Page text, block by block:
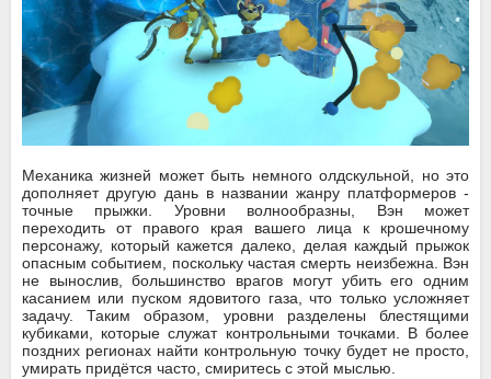
Механика жизней может быть немного олдскульной, но это
дополняет другую дань в названии жанру платформеров -
точные прыжки. Уровни волнообразны, Вэн может
переходить от правого края вашего лица к крошечному
персонажу, который кажется далеко, делая каждый прыжок
опасным событием, поскольку частая смерть неизбежна. Вэн
не вынослив, большинство врагов могут убить его одним
касанием или пуском ядовитого газа, что только усложняет
задачу. Таким образом, уровни разделены блестящими
кубиками, которые служат контрольными точками. В более
поздних регионах найти контрольную точку будет не просто,
умирать придётся часто, смиритесь с этой мыслью.